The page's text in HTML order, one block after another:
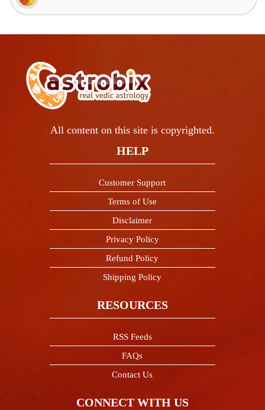
All content on this site is copyrighted.
HELP
Customer Support
Terms of Use
Disclaimer
Privacy Policy
Refund Policy
Shipping Policy
RESOURCES
RSS Feeds
FAQs
Contact Us
CONNECT WITH US